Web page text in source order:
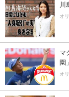
川
オ
マ
園」
オ